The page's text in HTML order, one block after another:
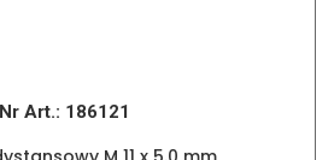
Nr Art.: 186121